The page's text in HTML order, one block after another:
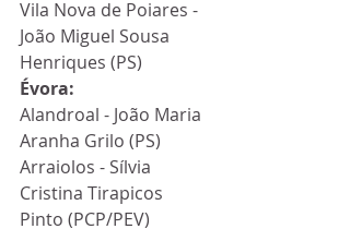
Vila Nova de Poiares -
João Miguel Sousa
Henriques (PS)
Évora:
Alandroal - João Maria
Aranha Grilo (PS)
Arraiolos - Sílvia
Cristina Tirapicos
Pinto (PCP/PEV)